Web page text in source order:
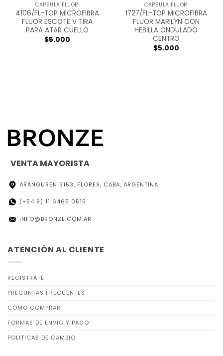
CAPSULA FLUOR
4106/FL-TOP MICROFIBRA
FLUOR ESCOTE V TIRA
PARA ATAR CUELLO
$5.000
CAPSULA FLUOR
1727/FL-TOP MICROFIBRA
FLUOR MARILYN CON
HEBILLA ONDULADO
CENTRO
$5.000
VENTA MAYORISTA
ARANGUREN 3153, FLORES, CABA, ARGENTINA
(+54 9) 11 6465 0515
iNFO@BRONZE.COM.AR
ATENCIÓN AL CLIENTE
REGISTRATE
PREGUNTAS FRECUENTES
CÓMO COMPRAR
FORMAS DE ENVIO Y PAGO
POLITICAS DE CAMBIO